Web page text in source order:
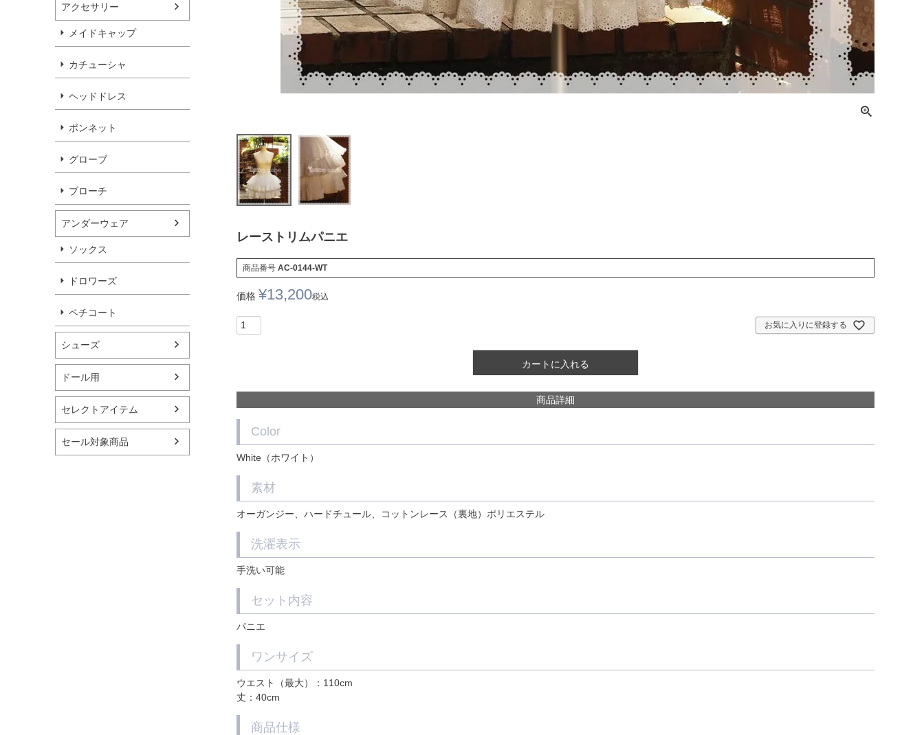
アクセサリー
メイドキャップ
カチューシャ
ヘッドドレス
ボンネット
グローブ
ブローチ
アンダーウェア
ソックス
ドロワーズ
ペチコート
シューズ
ドール用
セレクトアイテム
セール対象商品
レーストリムパニエ
商品番号 AC-0144-WT
価格 ¥13,200税込
お気に入りに登録する
カートに入れる
商品詳細
Color
White（ホワイト）
素材
オーガンジー、ハードチュール、コットンレース（裏地）ポリエステル
洗濯表示
手洗い可能
セット内容
パニエ
ワンサイズ
ウエスト（最大）：110cm
丈：40cm
商品仕様